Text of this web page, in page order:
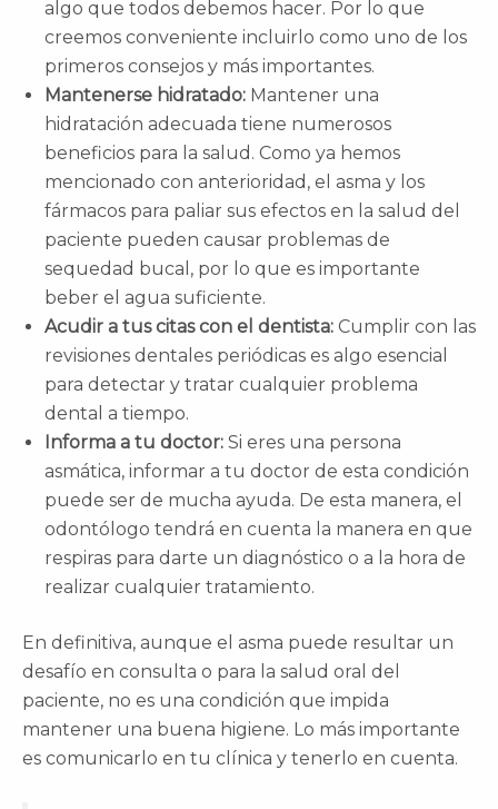
algo que todos debemos hacer. Por lo que
creemos conveniente incluirlo como uno de los
primeros consejos y más importantes.
Mantenerse hidratado: Mantener una
hidratación adecuada tiene numerosos
beneficios para la salud. Como ya hemos
mencionado con anterioridad, el asma y los
fármacos para paliar sus efectos en la salud del
paciente pueden causar problemas de
sequedad bucal, por lo que es importante
beber el agua suficiente.
Acudir a tus citas con el dentista: Cumplir con las
revisiones dentales periódicas es algo esencial
para detectar y tratar cualquier problema
dental a tiempo.
Informa a tu doctor: Si eres una persona
asmática, informar a tu doctor de esta condición
puede ser de mucha ayuda. De esta manera, el
odontólogo tendrá en cuenta la manera en que
respiras para darte un diagnóstico o a la hora de
realizar cualquier tratamiento.
En definitiva, aunque el asma puede resultar un
desafío en consulta o para la salud oral del
paciente, no es una condición que impida
mantener una buena higiene. Lo más importante
es comunicarlo en tu clínica y tenerlo en cuenta.